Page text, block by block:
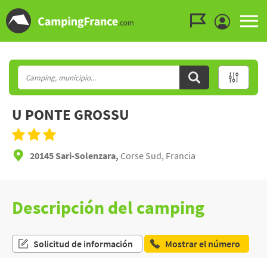
U PONTE GROSSU
20145 Sari-Solenzara, Corse Sud, Francia
Descripción del camping
Solicitud de información
Mostrar el número